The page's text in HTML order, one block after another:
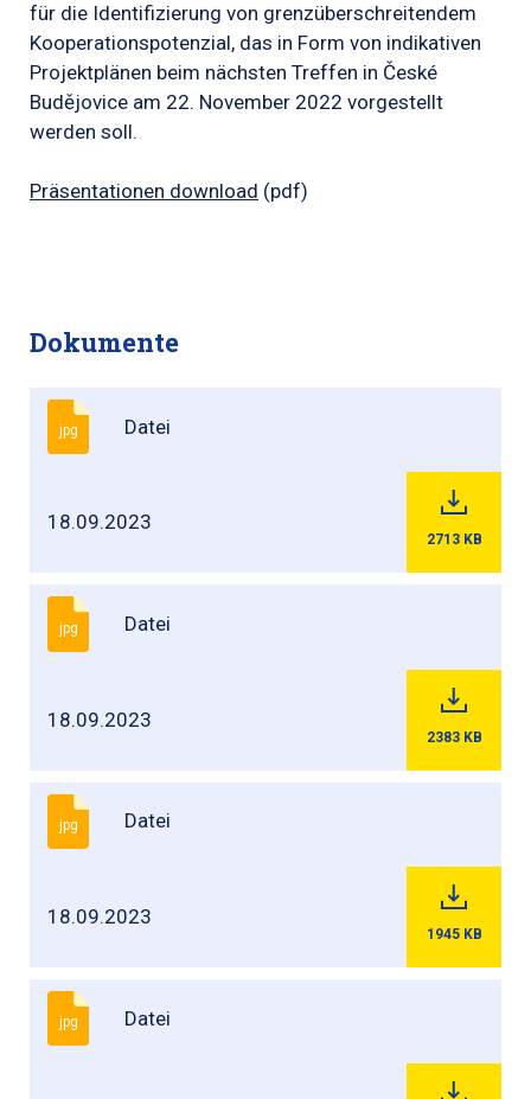
für die Identifizierung von grenzüberschreitendem
Kooperationspotenzial, das in Form von indikativen
Projektplänen beim nächsten Treffen in České
Budějovice am 22. November 2022 vorgestellt
werden soll.
Präsentationen download (pdf)
Dokumente
jpg Datei
18.09.2023
2713 KB
jpg Datei
18.09.2023
2383 KB
jpg Datei
18.09.2023
1945 KB
jpg Datei